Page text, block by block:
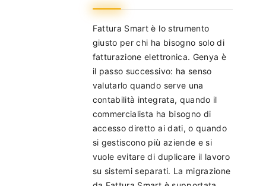
Fattura Smart è lo strumento
giusto per chi ha bisogno solo di
fatturazione elettronica. Genya è
il passo successivo: ha senso
valutarlo quando serve una
contabilità integrata, quando il
commercialista ha bisogno di
accesso diretto ai dati, o quando
si gestiscono più aziende e si
vuole evitare di duplicare il lavoro
su sistemi separati. La migrazione